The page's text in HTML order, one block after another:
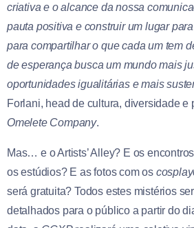
criativa e o alcance da nossa
pauta positiva e construir um lugar
para compartilhar o que cada um tem
de esperança busca um mundo mais
oportunidades igualitárias e mais
Forlani, head de cultura, diversidade e
Omelete Company.
Mas… e o Artists’ Alley? E os
os estúdios? E as fotos com os
será gratuita? Todos estes mistérios
detalhados para o público a partir do